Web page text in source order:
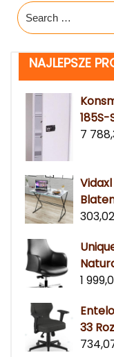
Search
for:
NAJLEPSZE
185S-
7
303,02
1
33